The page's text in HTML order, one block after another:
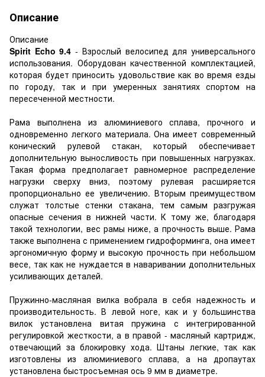
Описание
Описание
Spirit Echo 9.4 - Взрослый велосипед для универсального
использования. Оборудован качественной комплектацией,
которая будет приносить удовольствие как во время езды
по городу, так и при умеренных занятиях спортом на
пересеченной местности.
Рама выполнена из алюминиевого сплава, прочного и
одновременно легкого материала. Она имеет современный
конический рулевой стакан, который обеспечивает
дополнительную выносливость при повышенных нагрузках.
Такая форма предполагает равномерное распределение
нагрузки сверху вниз, поэтому рулевая расширяется
пропорционально ее увеличению. Вторым преимуществом
служат толстые стенки стакана, тем самым разгружая
опасные сечения в нижней части. К тому же, благодаря
такой технологии, вес рамы ниже, а прочность выше. Рама
также выполнена с применением гидроформинга, она имеет
эргономичную форму и высокую прочность при небольшом
весе, так как не нуждается в наваривании дополнительных
усиливающих деталей.
Пружинно-масляная вилка вобрала в себя надежность и
производительность. В левой ноге, как и у большинства
вилок установлена витая пружина с интегрированной
регулировкой жесткости, а в правой - масляный картридж,
отвечающий за блокировку хода. Штаны легкие, так как
изготовлены из алюминиевого сплава, а на дропаутах
установлена быстросъемная ось 9 мм в диаметре.